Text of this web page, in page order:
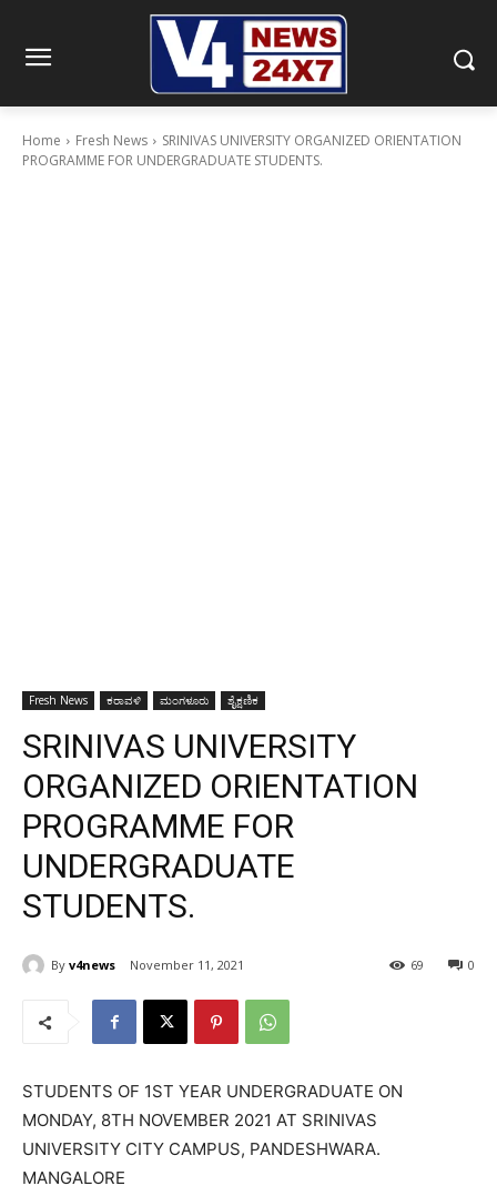
Home Fresh News
SRINIVAS UNIVERSITY ORGANIZED ORIENTATION
PROGRAMME FOR UNDERGRADUATE STUDENTS.
Fresh News ಕರಾವಳಿ ಮಂಗಳೂರು ಶೈಕ್ಷಣಿಕ
SRINIVAS UNIVERSITY
ORGANIZED ORIENTATION
PROGRAMME FOR
UNDERGRADUATE
STUDENTS.
By v4news November 11, 2021 0
69
STUDENTS OF 1ST YEAR UNDERGRADUATE ON
MONDAY, 8TH NOVEMBER 2021 AT SRINIVAS
UNIVERSITY CITY CAMPUS, PANDESHWARA.
MANGALORE